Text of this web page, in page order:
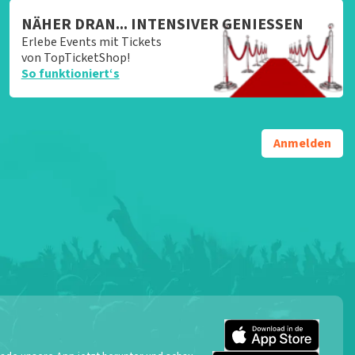
NÄHER DRAN... INTENSIVER GENIESSEN
Erlebe Events mit Tickets
von TopTicketShop!
So funktioniert‘s
Anmelden